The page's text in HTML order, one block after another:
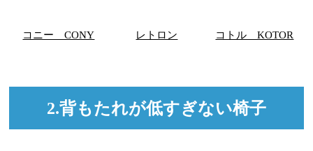
コニー CONY レトロン コトル KOTOR
2.背もたれが低すぎない椅子